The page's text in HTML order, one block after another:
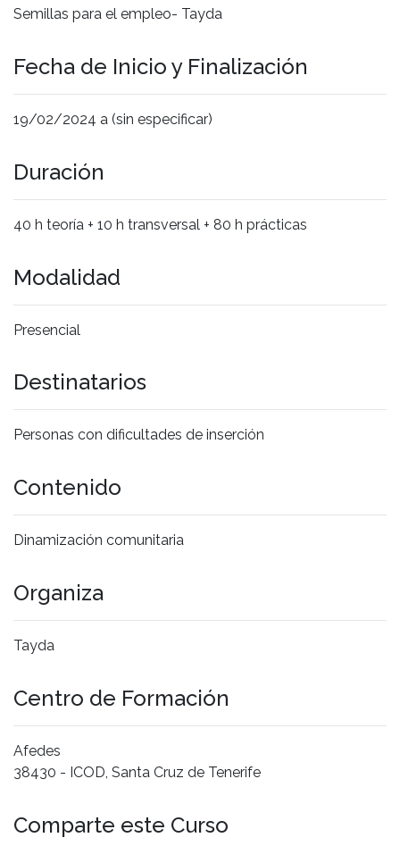
Semillas para el empleo- Tayda
Fecha de Inicio y Finalización
19/02/2024 a (sin especificar)
Duración
40 h teoría + 10 h transversal + 80 h prácticas
Modalidad
Presencial
Destinatarios
Personas con dificultades de inserción
Contenido
Dinamización comunitaria
Organiza
Tayda
Centro de Formación
Afedes
38430 - ICOD, Santa Cruz de Tenerife
Comparte este Curso